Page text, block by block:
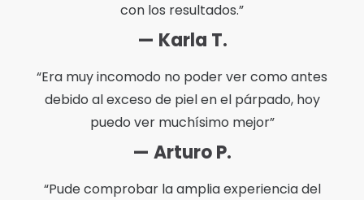
con los resultados.”
— Karla T.
“Era muy incomodo no poder ver como antes
debido al exceso de piel en el párpado, hoy
puedo ver muchísimo mejor”
— Arturo P.
“Pude comprobar la amplia experiencia del